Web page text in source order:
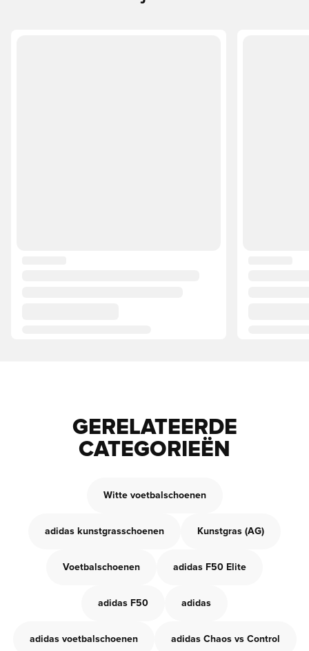
GERELATEERDE
CATEGORIEËN
Witte voetbalschoenen
adidas kunstgrasschoenen Kunstgras (AG)
Voetbalschoenen adidas F50 Elite
adidas F50 adidas
adidas voetbalschoenen adidas Chaos vs Control